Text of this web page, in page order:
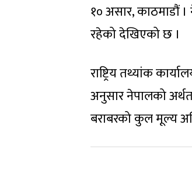
१० असार, काठमाडौं ।
रहेको देखिएको छ ।
राष्ट्रिय तथ्यांक
अनुसार नेपालको
बराबरको कुल मूल्य